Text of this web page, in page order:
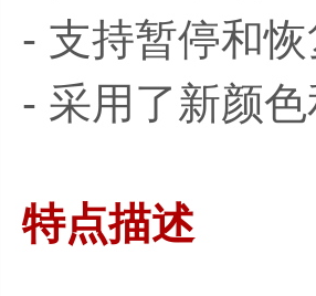
- 支持暂停和
- 采用了新颜
特点描述